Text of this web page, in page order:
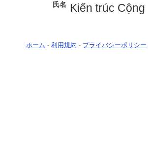
氏名 Kiến trúc Cộng
ホーム - 利用規約 - プライバシーポリシー